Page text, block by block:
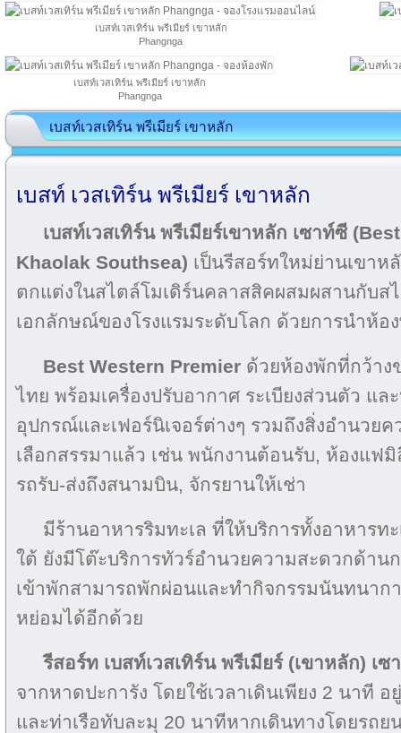
เบสท์เวสเทิร์น พรีเมียร์ เขาหลัก
Phangnga
เบสท์เวสเทิร์น พรีเมียร์ เขาหลัก
Phangnga
เบสท์เวสเทิร์น พรีเมียร์ เขาหลัก
เบสท์ เวสเทิร์น พรีเมียร์ เขาหลัก
เบสท์เวสเทิร์น พรีเมียร์เขาหลัก เซาท์ซี
Khaolak Southsea) เป็นรีสอร์ทใหม่ย่านเขาห
ตกแต่งในสไตล์โมเดิร์นคลาสสิคผสมผสานกับส
เอกลักษณ์ของโรงแรมระดับโลก ด้วยการนำห้อ
Best Western Premier ด้วยห้องพักที่กว้าง
ไทย พร้อมเครื่องปรับอากาศ ระเบียงส่วนตัว แล
อุปกรณ์และเฟอร์นิเจอร์ต่างๆ รวมถึงสิ่งอำนวย
เลือกสรรมาแล้ว เช่น พนักงานต้อนรับ, ห้องแฟ
รถรับ-ส่งถึงสนามบิน, จักรยานให้เช่า
มีร้านอาหารริมทะเล ที่ให้บริการทั้งอาหารท
ใต้ ยังมีโต๊ะบริการทัวร์อำนวยความสะดวกด้าน
เข้าพักสามารถพักผ่อนและทำกิจกรรมนันทนาก
หย่อมได้อีกด้วย
รีสอร์ท เบสท์เวสเทิร์น พรีเมียร์ (เขาหลัก) เ
จากหาดปะการัง โดยใช้เวลาเดินเพียง 2 นาที
และท่าเรือทับละมุ 20 นาทีหากเดินทางโดยรถ